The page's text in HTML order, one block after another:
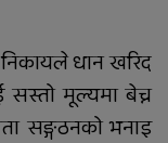
धान खरिद
सस्तो मूल्यमा बेच्न
सङ्गठनको भनाइ